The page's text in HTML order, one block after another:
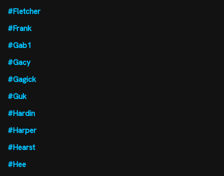
#Fletcher
#Frank
#Gab1
#Gacy
#Gagick
#Guk
#Hardin
#Harper
#Hearst
#Hee